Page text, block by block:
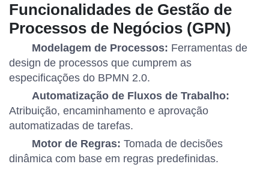
Funcionalidades de Gestão de
Processos de Negócios (GPN)
Modelagem de Processos: Ferramentas de
design de processos que cumprem as
especificações do BPMN 2.0.
Automatização de Fluxos de Trabalho:
Atribuição, encaminhamento e aprovação
automatizadas de tarefas.
Motor de Regras: Tomada de decisões
dinâmica com base em regras predefinidas.